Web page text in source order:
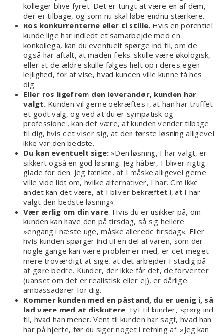
kolleger blive fyret. Det er tungt at være en af dem,
der er tilbage, og som nu skal løbe endnu stærkere.
Ros konkurrenterne eller ti stille. Hvis en potentiel
kunde lige har indledt et samarbejde med en
konkollega, kan du eventuelt spørge ind til, om de
også har aftalt, at maden f.eks. skulle være økologisk,
eller at de ældre skulle følges helt op i deres egen
lejlighed, for at vise, hvad kunden ville kunne få hos
dig.
Eller ros ligefrem den leverandør, kunden har
valgt.Kunden vil gerne bekræftes i, at han har truffet
et godt valg, og ved at du er sympatisk og
professionel, kan det være, at kunden vender tilbage
til dig, hvis det viser sig, at den første løsning alligevel
ikke var den bedste.
Du kan eventuelt sige: »Den løsning, I har valgt, er
sikkert også en god løsning. Jeg håber, I bliver rigtig
glade for den. Jeg tænkte, at I måske alligevel gerne
ville vide lidt om, hvilke alternativer, I har. Om ikke
andet kan det være, at I bliver bekræftet i, at I har
valgt den bedste løsning«.
Vær ærlig om din vare. Hvis du er usikker på, om
kunden kan have den på tirsdag, så sig hellere
»engang i næste uge, måske allerede tirsdag«. Eller
hvis kunden spørger ind til en del af varen, som der
nogle gange kan være problemer med, er det meget
mere troværdigt at sige, at det arbejder I stadig på
at gøre bedre. Kunder, der ikke får det, de forventer
(uanset om det er realistisk eller ej), er dårlige
ambassadører for dig.
Kommer kunden med en påstand, du er uenig i, så
lad være med at diskutere.Lyt til kunden, spørg ind
til, hvad han mener. Vent til kunden har sagt, hvad han
har på hjerte, før du siger noget i retning af: »Jeg kan